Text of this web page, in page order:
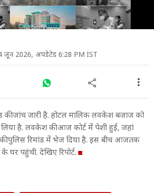
जून 2026, अपडेटेड 6:28 PM IST
की जांच जारी है. होटल मालिक लवकेश बजाज को
है. लवकेश की आज कोर्ट में पेशी हुई, जहां
पुलिस रिमांड में भेज दिया है. इस बीच आजतक
पहुंची. देखिए रिपोर्ट.